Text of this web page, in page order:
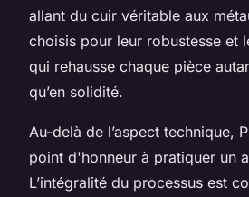
allant du cuir véritable aux
choisis pour leur robustesse et
qui rehausse chaque pièce
qu’en solidité.
Au-delà de l’aspect technique,
point d'honneur à pratiquer un
L’intégralité du processus est